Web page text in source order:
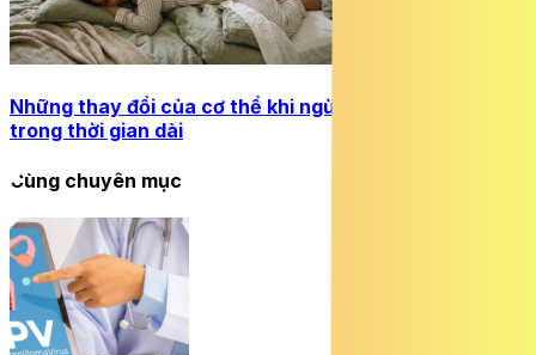
Những thay đổi của cơ thể khi ngừng quan hệ tình dục
trong thời gian dài
Cùng chuyên mục